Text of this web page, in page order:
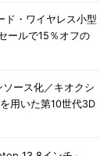
ド・ワイヤレス小型
ールで15％オフの
ース化／キオクシ
用いた第10世代3D